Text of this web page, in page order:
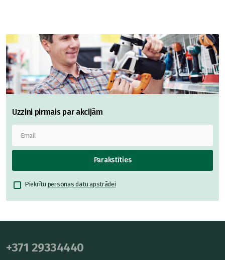
Uzzini pirmais par akcijām
Parakstīties
Piekrītu personas datu apstrādei
+371 29334440